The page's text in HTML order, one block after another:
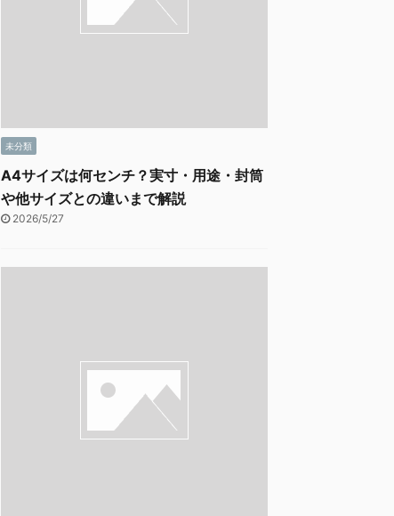
未分類
A4サイズは何センチ？実寸・用途・封筒
や他サイズとの違いまで解説
2026/5/27